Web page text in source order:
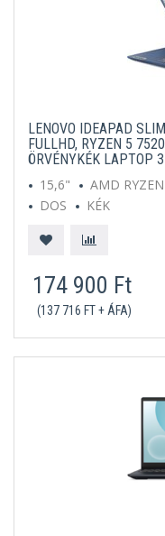
LENOVO IDEAPAD
FULLHD, RYZEN 5
ÖRVÉNYKÉK LAPTOP
15,6"
AMD
DOS
KÉK
174 900 Ft
(137 716 FT + ÁFA)